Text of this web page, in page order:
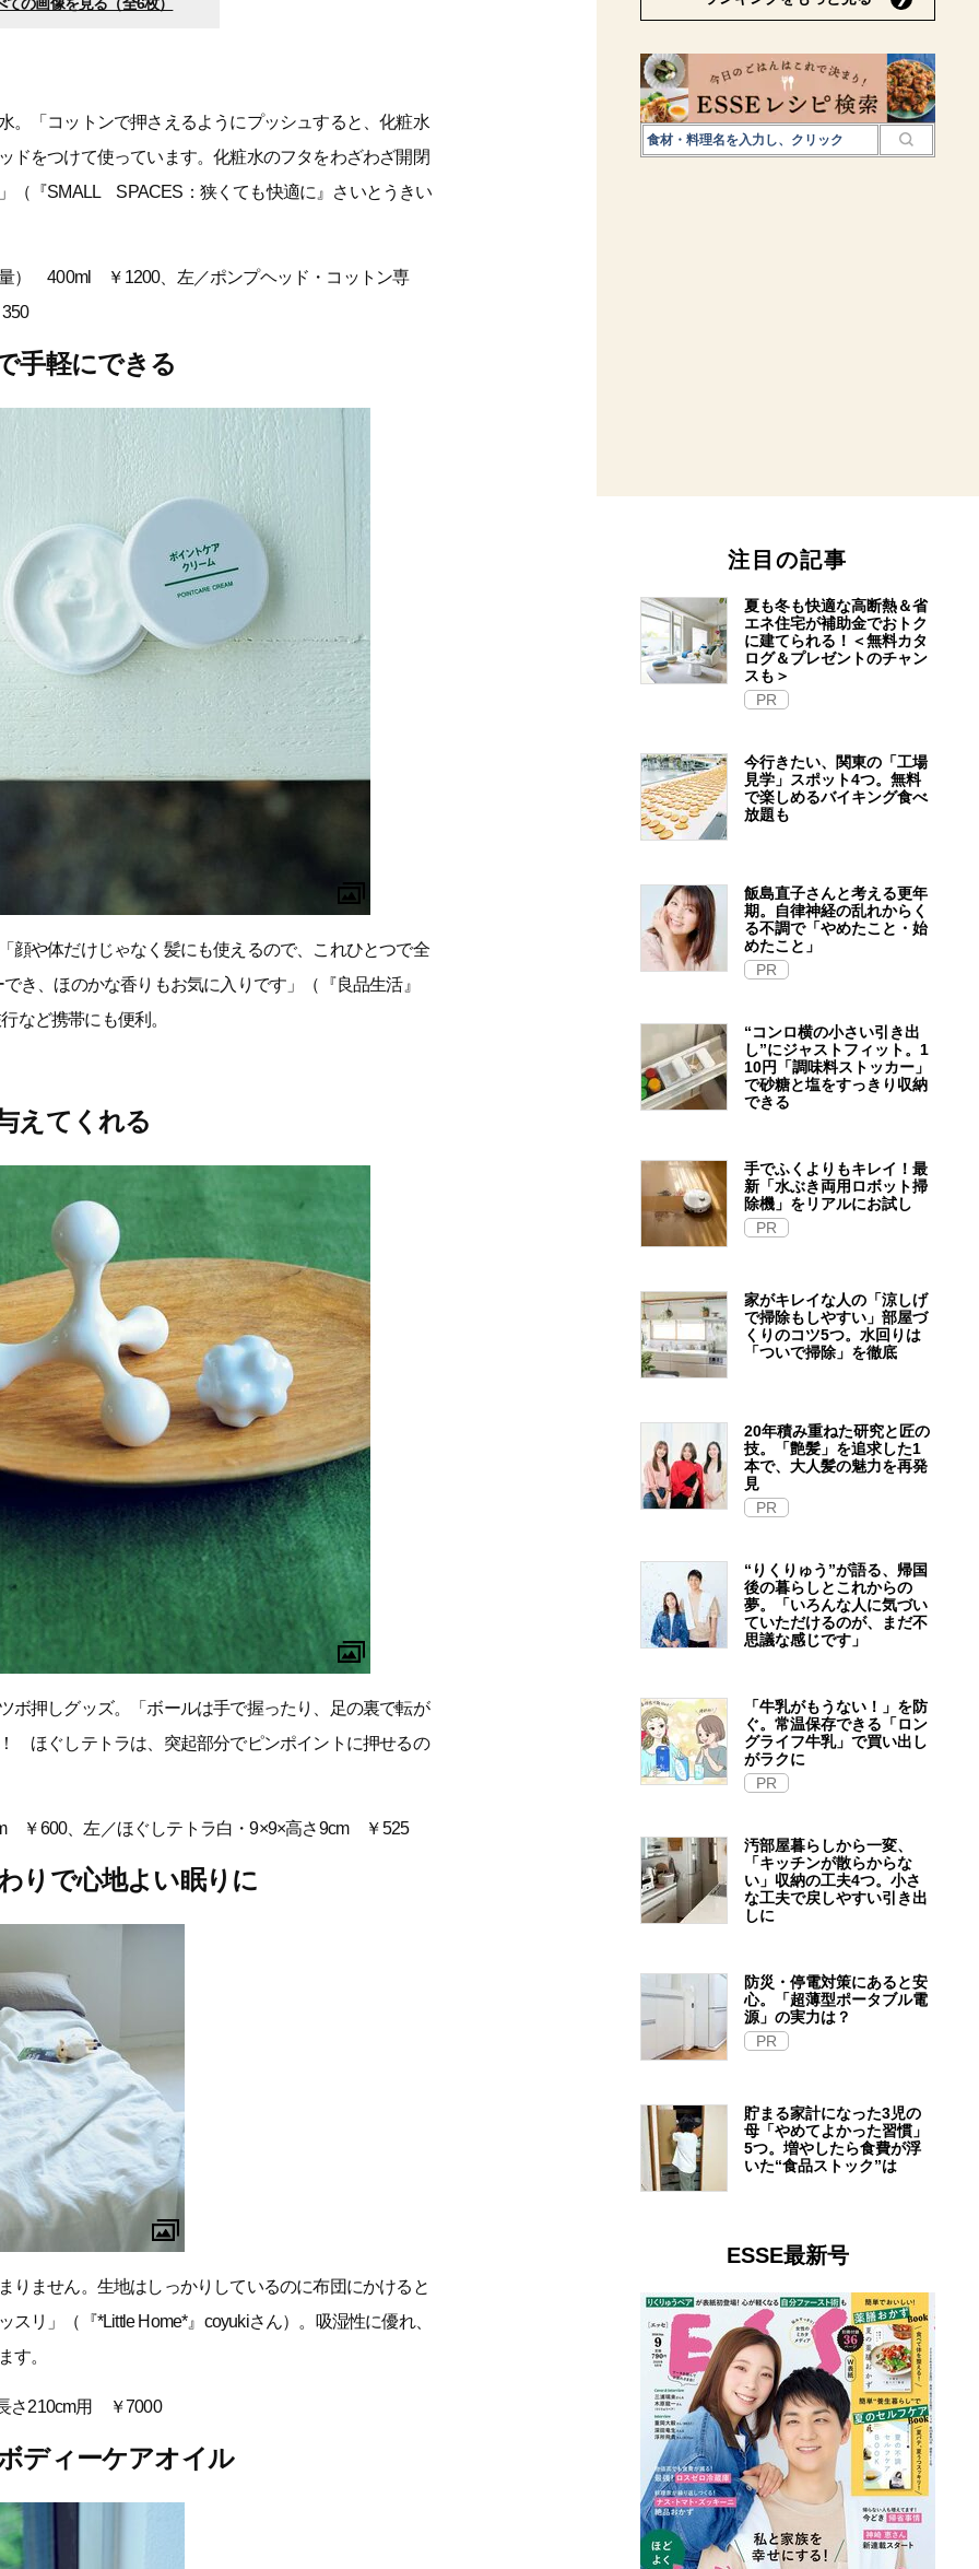
。「コットンで押さえるようにプッシュすると、化粧水
ドをつけて使っています。化粧水のフタをわざわざ開閉
（『SMALL SPACES：狭くても快適に』さいとうきい
） 400ml ￥1200、左／ポンプヘッド・コットン専
手軽にできる
顔や体だけじゃなく髪にも使えるので、これひとつで全
き、ほのかな香りもお気に入りです」（『良品生活』
など携帯にも便利。
えてくれる
ボ押しグッズ。「ボールは手で握ったり、足の裏で転が
ほぐしテトラは、突起部分でピンポイントに押せるの
￥600、左／ほぐしテトラ白・9×9×高さ9cm ￥525
りで心地よい眠りに
りません。生地はしっかりしているのに布団にかけると
リ」（『*Little Home*』coyukiさん）。吸湿性に優れ、
す。
さ210cm用 ￥7000
ディーケアオイル
注目の記事
夏も冬も快適な高断熱＆省
エネ住宅が補助金でおトク
に建てられる！＜無料カタ
ログ＆プレゼントのチャン
スも＞
PR
今行きたい、関東の「工場
見学」スポット4つ。無料
で楽しめるバイキング食べ
放題も
飯島直子さんと考える更年
期。自律神経の乱れからく
る不調で「やめたこと・始
めたこと」
PR
“コンロ横の小さい引き出
し”にジャストフィット。1
10円「調味料ストッカー」
で砂糖と塩をすっきり収納
できる
手でふくよりもキレイ！最
新「水ぶき両用ロボット掃
除機」をリアルにお試し
PR
家がキレイな人の「涼しげ
で掃除もしやすい」部屋づ
くりのコツ5つ。水回りは
「ついで掃除」を徹底
20年積み重ねた研究と匠の
技。「艶髪」を追求した1
本で、大人髪の魅力を再発
見
PR
“りくりゅう”が語る、帰国
後の暮らしとこれからの
夢。「いろんな人に気づい
ていただけるのが、まだ不
思議な感じです」
「牛乳がもうない！」を防
ぐ。常温保存できる「ロン
グライフ牛乳」で買い出し
がラクに
PR
汚部屋暮らしから一変、
「キッチンが散らからな
い」収納の工夫4つ。小さ
な工夫で戻しやすい引き出
しに
防災・停電対策にあると安
心。「超薄型ポータブル電
源」の実力は？​
PR
貯まる家計になった3児の
母「やめてよかった習慣」
5つ。増やしたら食費が浮
いた“食品ストック”は
ESSE最新号